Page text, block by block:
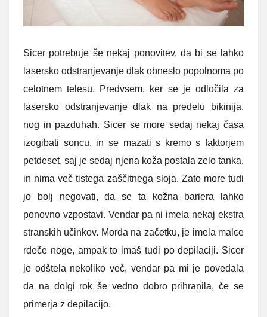
Sicer potrebuje še nekaj ponovitev, da bi se lahko
lasersko odstranjevanje dlak obneslo popolnoma po
celotnem telesu. Predvsem, ker se je odločila za
lasersko odstranjevanje dlak na predelu bikinija,
nog in pazduhah. Sicer se more sedaj nekaj časa
izogibati soncu, in se mazati s kremo s faktorjem
petdeset, saj je sedaj njena koža postala zelo tanka,
in nima več tistega zaščitnega sloja. Zato more tudi
jo bolj negovati, da se ta kožna bariera lahko
ponovno vzpostavi. Vendar pa ni imela nekaj ekstra
stranskih učinkov. Morda na začetku, je imela malce
rdeče noge, ampak to imaš tudi po depilaciji. Sicer
je odštela nekoliko več, vendar pa mi je povedala
da na dolgi rok še vedno dobro prihranila, če se
primerja z depilacijo.